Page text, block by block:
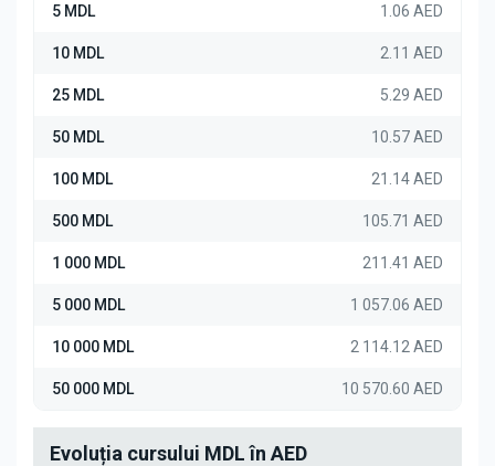
5 MDL 1.06 AED
10 MDL 2.11 AED
25 MDL 5.29 AED
50 MDL 10.57 AED
100 MDL 21.14 AED
500 MDL 105.71 AED
1 000 MDL 211.41 AED
5 000 MDL 1 057.06 AED
10 000 MDL 2 114.12 AED
50 000 MDL 10 570.60 AED
Evoluția cursului MDL în AED